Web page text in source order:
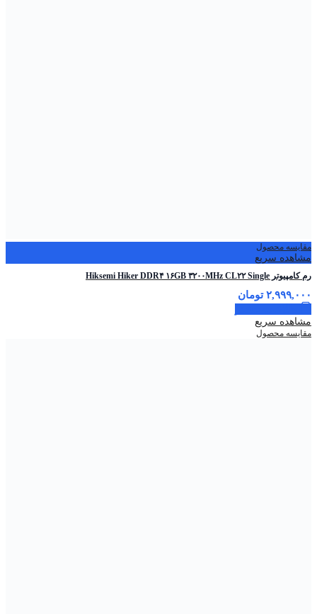
مقایسه محصول
مشاهده سریع
رم کامپیوتر Hiksemi Hiker DDR۴ ۱۶GB ۳۲۰۰MHz CL۲۲ Single
۲,۹۹۹,۰۰۰ تومان
مشاهده سریع
مقایسه محصول